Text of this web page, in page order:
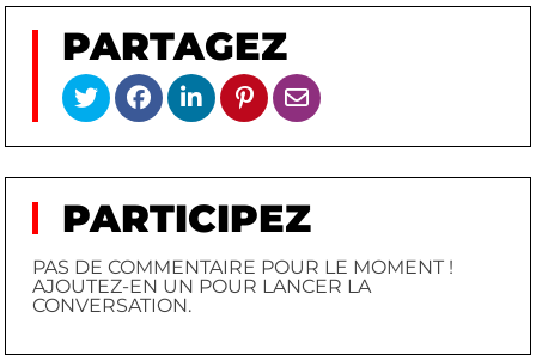
PARTAGEZ
PARTICIPEZ
PAS DE COMMENTAIRE POUR LE MOMENT !
AJOUTEZ-EN UN POUR LANCER LA
CONVERSATION.